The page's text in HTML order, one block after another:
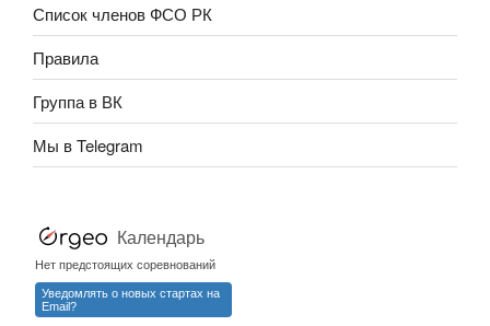
Список членов ФСО РК
Правила
Группа в ВК
Мы в Telegram